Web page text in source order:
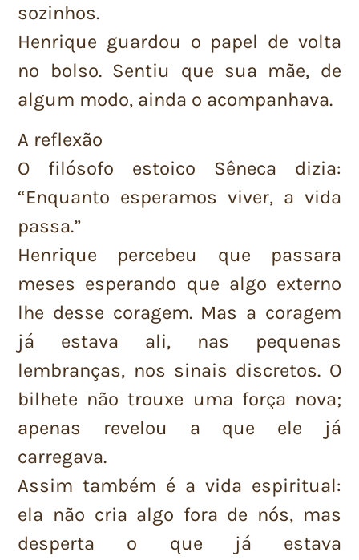
sozinhos.
Henrique guardou o papel de volta
no bolso. Sentiu que sua mãe, de
algum modo, ainda o acompanhava.
A reflexão
O filósofo estoico Sêneca dizia:
“Enquanto esperamos viver, a vida
passa.”
Henrique percebeu que passara
meses esperando que algo externo
lhe desse coragem. Mas a coragem
já estava ali, nas pequenas
lembranças, nos sinais discretos. O
bilhete não trouxe uma força nova;
apenas revelou a que ele já
carregava.
Assim também é a vida espiritual:
ela não cria algo fora de nós, mas
desperta o que já estava